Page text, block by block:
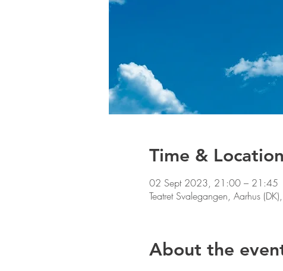
Time & Location
02 Sept 2023, 21:00 – 21:45
Teatret Svalegangen, Aarhus
About the